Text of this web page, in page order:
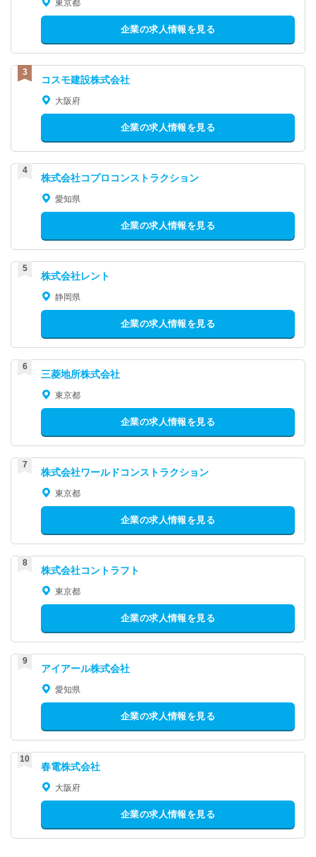
東京都
企業の求人情報を見る
コスモ建設株式会社
大阪府
企業の求人情報を見る
株式会社コプロコンストラクション
愛知県
企業の求人情報を見る
株式会社レント
静岡県
企業の求人情報を見る
三菱地所株式会社
東京都
企業の求人情報を見る
株式会社ワールドコンストラクション
東京都
企業の求人情報を見る
株式会社コントラフト
東京都
企業の求人情報を見る
アイアール株式会社
愛知県
企業の求人情報を見る
春電株式会社
大阪府
企業の求人情報を見る